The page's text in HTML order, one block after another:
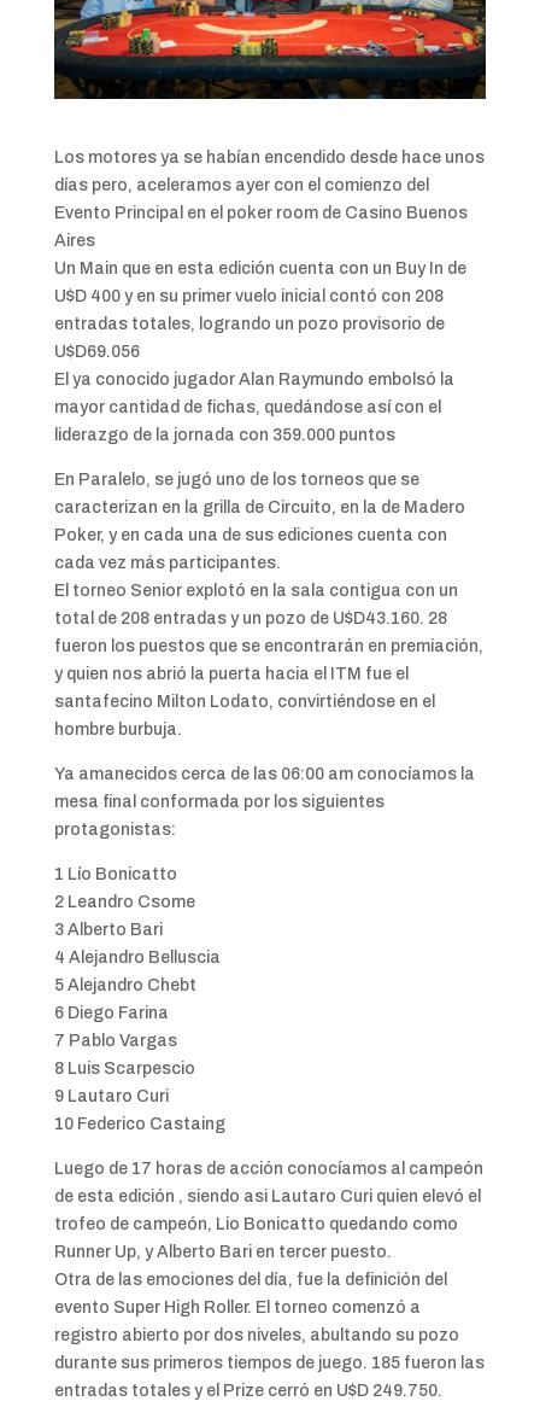
Los motores ya se habían encendido desde hace unos
días pero, aceleramos ayer con el comienzo del
Evento Principal en el poker room de Casino Buenos
Aires
Un Main que en esta edición cuenta con un Buy In de
U$D 400 y en su primer vuelo inicial contó con 208
entradas totales, logrando un pozo provisorio de
U$D69.056
El ya conocido jugador Alan Raymundo embolsó la
mayor cantidad de fichas, quedándose así con el
liderazgo de la jornada con 359.000 puntos
En Paralelo, se jugó uno de los torneos que se
caracterizan en la grilla de Circuito, en la de Madero
Poker, y en cada una de sus ediciones cuenta con
cada vez más participantes.
El torneo Senior explotó en la sala contigua con un
total de 208 entradas y un pozo de U$D43.160. 28
fueron los puestos que se encontrarán en premiación,
y quien nos abrió la puerta hacia el ITM fue el
santafecino Milton Lodato, convirtiéndose en el
hombre burbuja.
Ya amanecidos cerca de las 06:00 am conocíamos la
mesa final conformada por los siguientes
protagonistas:
1 Lío Bonicatto
2 Leandro Csome
3 Alberto Bari
4 Alejandro Belluscia
5 Alejandro Chebt
6 Diego Farina
7 Pablo Vargas
8 Luis Scarpescio
9 Lautaro Curi
10 Federico Castaing
Luego de 17 horas de acción conocíamos al campeón
de esta edición , siendo asi Lautaro Curi quien elevó el
trofeo de campeón, Lio Bonicatto quedando como
Runner Up, y Alberto Bari en tercer puesto.
Otra de las emociones del día, fue la definición del
evento Super High Roller. El torneo comenzó a
registro abierto por dos niveles, abultando su pozo
durante sus primeros tiempos de juego. 185 fueron las
entradas totales y el Prize cerró en U$D 249.750.